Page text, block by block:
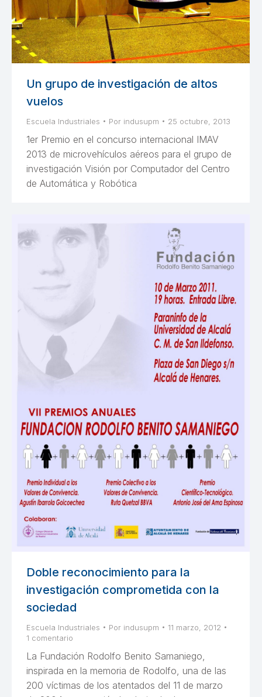
Un grupo de investigación de altos
vuelos
Escuela Industriales Por indusupm 25 octubre, 2013
1er Premio en el concurso internacional IMAV
2013 de microvehículos aéreos para el grupo de
investigación Visión por Computador del Centro
de Automática y Robótica
Doble reconocimiento para la
investigación comprometida con la
sociedad
Escuela Industriales Por indusupm
11 marzo, 2012
1 comentario
La Fundación Rodolfo Benito Samaniego,
inspirada en la memoria de Rodolfo, una de las
200 víctimas de los atentados del 11 de marzo